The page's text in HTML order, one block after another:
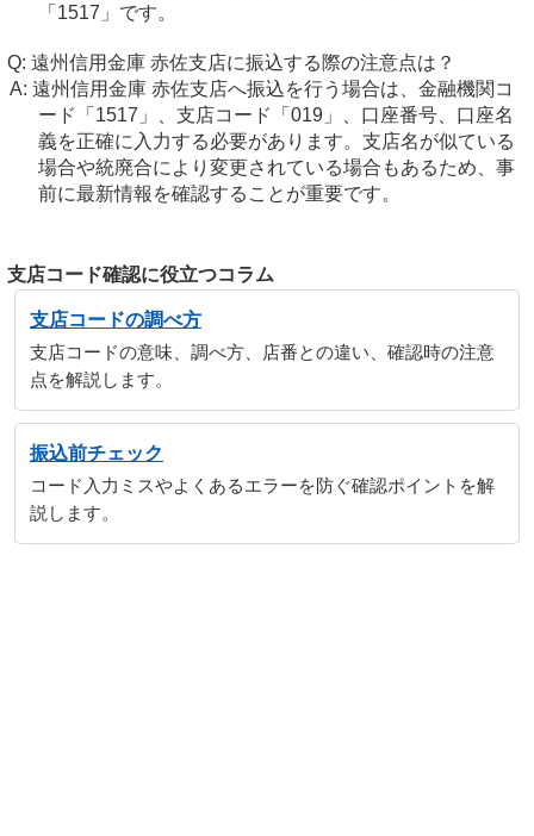
「1517」です。
遠州信用金庫 赤佐支店に振込する際の注意点は？
遠州信用金庫 赤佐支店へ振込を行う場合は、金融機関コ
ード「1517」、支店コード「019」、口座番号、口座名
義を正確に入力する必要があります。支店名が似ている
場合や統廃合により変更されている場合もあるため、事
前に最新情報を確認することが重要です。
支店コード確認に役立つコラム
支店コードの調べ方
支店コードの意味、調べ方、店番との違い、確認時の注意
点を解説します。
振込前チェック
コード入力ミスやよくあるエラーを防ぐ確認ポイントを解
説します。